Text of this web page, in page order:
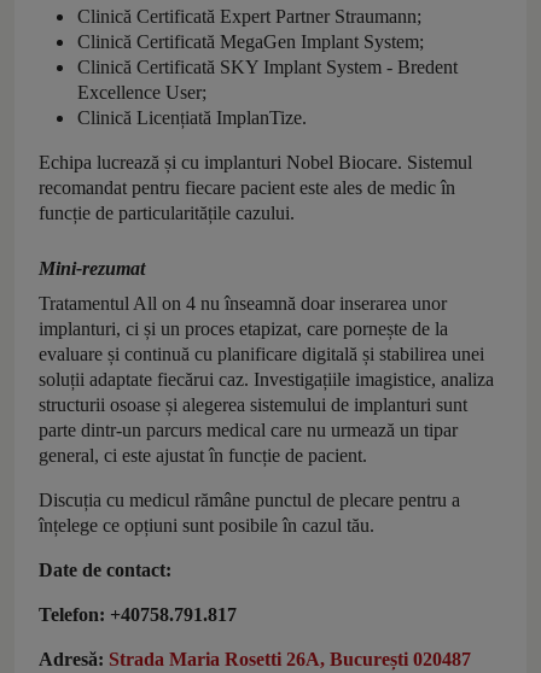
Clinică Certificată Expert Partner Straumann;
Clinică Certificată MegaGen Implant System;
Clinică Certificată SKY Implant System - Bredent
Excellence User;
Clinică Licențiată ImplanTize.
Echipa lucrează și cu implanturi Nobel Biocare. Sistemul
recomandat pentru fiecare pacient este ales de medic în
funcție de particularitățile cazului.
Mini-rezumat
Tratamentul All on 4 nu înseamnă doar inserarea unor
implanturi, ci și un proces etapizat, care pornește de la
evaluare și continuă cu planificare digitală și stabilirea unei
soluții adaptate fiecărui caz. Investigațiile imagistice, analiza
structurii osoase și alegerea sistemului de implanturi sunt
parte dintr-un parcurs medical care nu urmează un tipar
general, ci este ajustat în funcție de pacient.
Discuția cu medicul rămâne punctul de plecare pentru a
înțelege ce opțiuni sunt posibile în cazul tău.
Date de contact:
Telefon: +40758.791.817
Adresă: Strada Maria Rosetti 26A, București 020487